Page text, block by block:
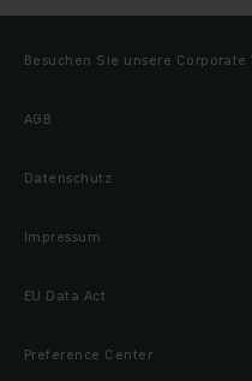
Besuchen Sie unsere Corporate
AGB
Datenschutz
Impressum
EU Data Act
Preference Center